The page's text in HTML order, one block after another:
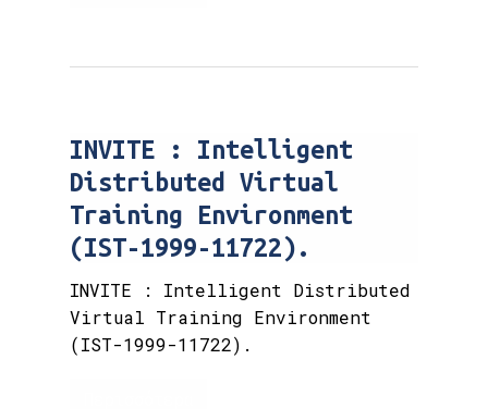
INVITE : Intelligent
Distributed Virtual
Training Environment
(IST-1999-11722).
INVITE : Intelligent Distributed
Virtual Training Environment
(IST-1999-11722).